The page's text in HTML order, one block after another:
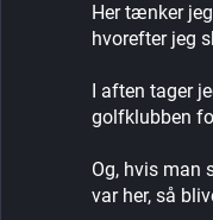
Her tænker
hvorefter jeg
I aften tager
golfklubben
Og, hvis man
var her, så